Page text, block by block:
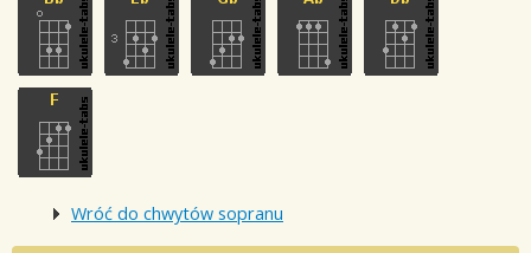
Wróć do chwytów sopranu